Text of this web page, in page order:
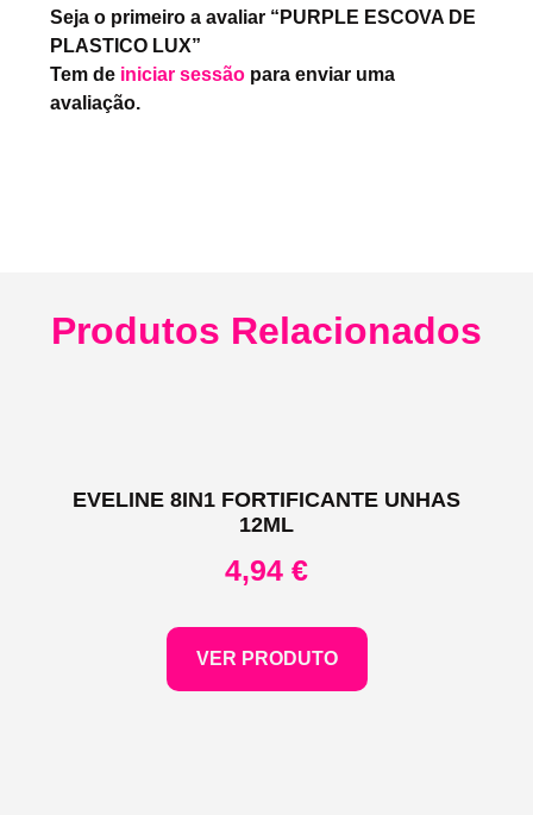
Seja o primeiro a avaliar “PURPLE ESCOVA DE
PLASTICO LUX”
Tem de iniciar sessão para enviar uma
avaliação.
Produtos Relacionados
EVELINE 8IN1 FORTIFICANTE UNHAS
12ML
4,94 €
VER PRODUTO